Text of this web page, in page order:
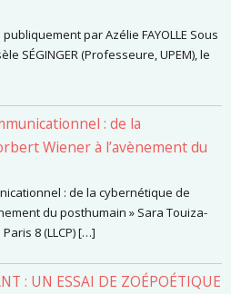
par Azélie FAYOLLE Sous
SÉGINGER (Professeure, UPEM), le
: de la
Wiener à l’avènement du
: de la cybernétique de
du posthumain » Sara Touiza-
8 (LLCP) […]
: UN ESSAI DE ZOÉPOÉTIQUE